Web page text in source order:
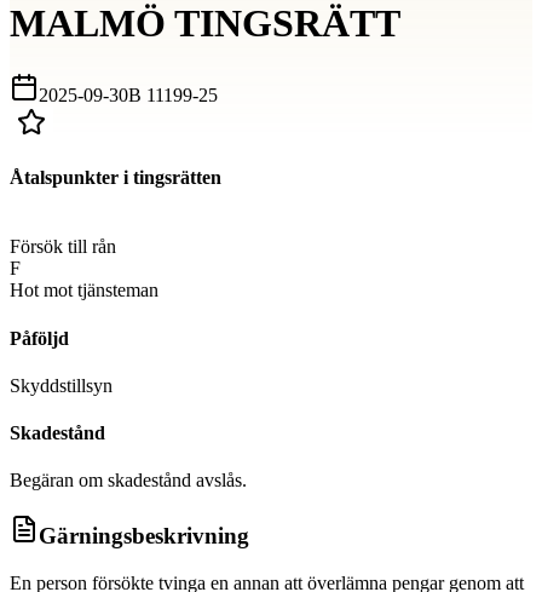
MALMÖ TINGSRÄTT
2025-09-30B 11199-25
Åtalspunkter i tingsrätten
Försök till rån
F
Hot mot tjänsteman
Påföljd
Skyddstillsyn
Skadestånd
Begäran om skadestånd avslås.
Gärningsbeskrivning
En person försökte tvinga en annan att överlämna pengar genom att